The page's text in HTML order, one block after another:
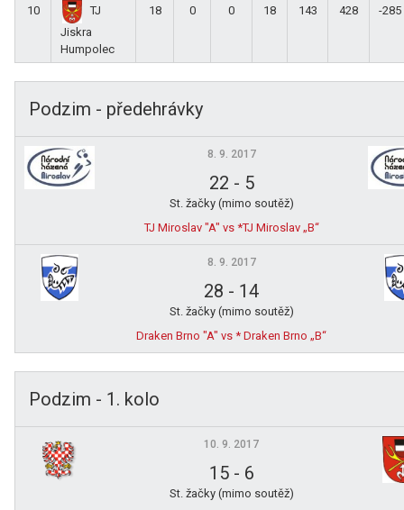
10
TJ
Jiskra
Humpolec
18 0 0 18 143 428 -285
Podzim - předehrávky
8. 9. 2017
22 - 5
St. žačky (mimo soutěž)
TJ Miroslav "A" vs *TJ Miroslav „B“
8. 9. 2017
28 - 14
St. žačky (mimo soutěž)
Draken Brno "A" vs * Draken Brno „B“
Podzim - 1. kolo
10. 9. 2017
15- 6
St. žačky (mimo soutěž)